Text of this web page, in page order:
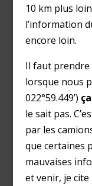
10 km plus
l’information
encore loin.
Il faut prendre
lorsque nous
022°59.449’)
le sait pas.
par les
que certaines
mauvaises
et venir, je